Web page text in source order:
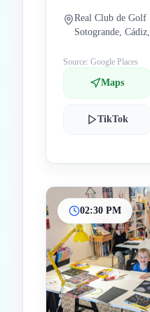
Real Club de Golf
Sotogrande,
Source: Google Places
Maps
TikTok
02:30 PM